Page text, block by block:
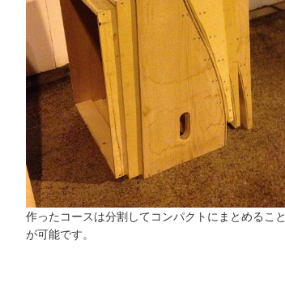
作ったコースは分割してコンパクトにまとめること
が可能です。